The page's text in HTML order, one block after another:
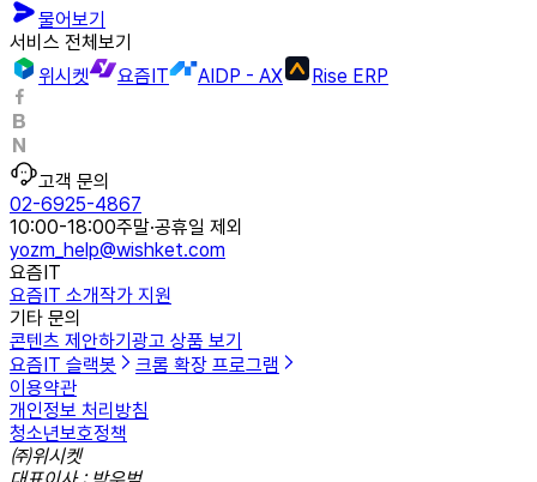
물어보기
서비스 전체보기
위시켓
요즘IT AIDP - AX Rise ERP
고객 문의
02-6925-4867
10:00-18:00주말·공휴일 제외
yozm_help@wishket.com
요즘IT
요즘IT 소개작가 지원
기타 문의
콘텐츠 제안하기 광고 상품 보기
요즘IT 슬랙봇
크롬 확장 프로그램
이용약관
개인정보 처리방침
청소년보호정책
㈜위시켓